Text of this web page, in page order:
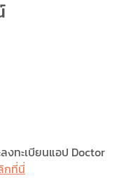
งทะเบียนแอป Doctor
กที่นี่